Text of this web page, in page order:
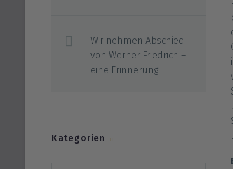
Wir nehmen Abschied
von Werner Friedrich –
eine Erinnerung
Kategorien